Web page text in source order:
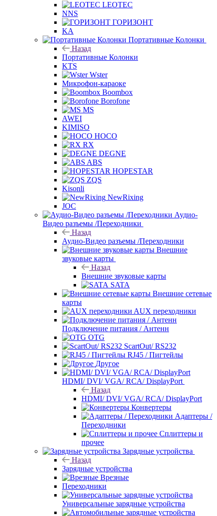
LEOTEC
NNS
ГОРИЗОНТ
KA
Портативные Колонки
Назад
Портативные Колонки
KTS
Wster
Микрофон-караоке
Boombox
Borofone
MS
AWEI
KIMISO
HOCO
RX
DEGNE
ABS
HOPESTAR
ZQS
Kisonli
NewRixing
JOC
Аудио-
Видео разъемы /Переходники
Назад
Аудио-Видео разъемы /Переходники
Внешние
звуковые карты
Назад
Внешние звуковые карты
SATA
Внешние сетевые
карты
AUX переходники
Подключение питания / Антенн
OTG
ScartOut/ RS232
RJ45 / Пигтейлы
Другое
HDMI/ DVI/ VGA/ RCA/ DisplayPort
Назад
HDMI/ DVI/ VGA/ RCA/ DisplayPort
Конвертеры
Адаптеры /
Переходники
Сплиттеры и
прочее
Зарядные устройства
Назад
Зарядные устройства
Врезные
Переходники
Универсальные зарядные устройства